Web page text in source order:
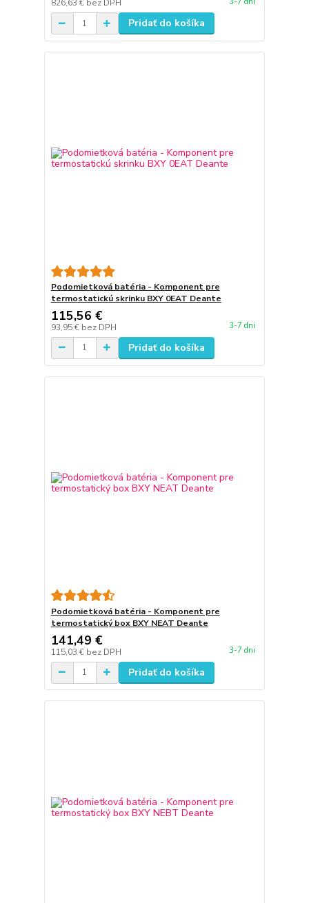
826,63 € bez DPH
Pridať do košíka
Podomietková batéria - Komponent pre
termostatickú skrinku BXY 0EAT Deante
115,56 €
93,95 € bez DPH 3-7 dni
Pridať do košíka
Podomietková batéria - Komponent pre
termostatický box BXY NEAT Deante
141,49 €
115,03 € bez DPH 3-7 dni
Pridať do košíka